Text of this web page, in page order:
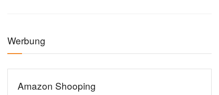
Werbung
Amazon Shooping